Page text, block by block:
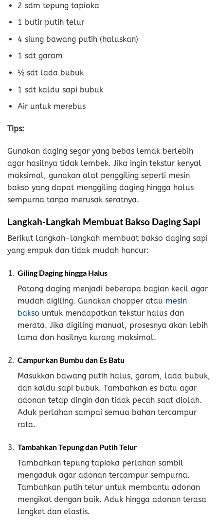
2 sdm tepung tapioka
1 butir putih telur
4 siung bawang putih (haluskan)
1 sdt garam
½ sdt lada bubuk
1 sdt kaldu sapi bubuk
Air untuk merebus
Tips:
Gunakan daging segar yang bebas lemak berlebih
agar hasilnya tidak lembek. Jika ingin tekstur kenyal
maksimal, gunakan alat penggiling seperti mesin
bakso yang dapat menggiling daging hingga halus
sempurna tanpa merusak seratnya.
Langkah-Langkah Membuat Bakso Daging Sapi
Berikut langkah-langkah membuat bakso daging sapi
yang empuk dan tidak mudah hancur:
Giling Daging hingga Halus
Potong daging menjadi beberapa bagian kecil agar
mudah digiling. Gunakan chopper atau mesin
bakso untuk mendapatkan tekstur halus dan
merata. Jika digiling manual, prosesnya akan lebih
lama dan hasilnya kurang maksimal.
Campurkan Bumbu dan Es Batu
Masukkan bawang putih halus, garam, lada bubuk,
dan kaldu sapi bubuk. Tambahkan es batu agar
adonan tetap dingin dan tidak pecah saat diolah.
Aduk perlahan sampai semua bahan tercampur
rata.
Tambahkan Tepung dan Putih Telur
Tambahkan tepung tapioka perlahan sambil
mengaduk agar adonan tercampur sempurna.
Tambahkan putih telur untuk membantu adonan
mengikat dengan baik. Aduk hingga adonan terasa
lengket dan elastis.